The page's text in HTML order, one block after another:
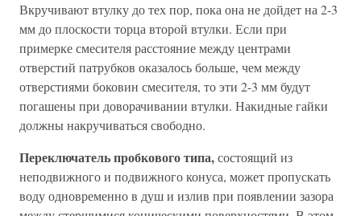
Вкручивают втулку до тех пор, пока она не дойдет на 2-3
мм до плоскости торца второй втулки. Если при
примерке смесителя расстояние между центрами
отверстий патрубков оказалось больше, чем между
отверстиями боковин смесителя, то эти 2-3 мм будут
погашены при доворачивании втулки. Накидные гайки
должны накручиваться свободно.
Переключатель пробкового типа,состоящий из
неподвижного и подвижного конуса, может пропускать
воду одновременно в душ и излив при появлении зазора